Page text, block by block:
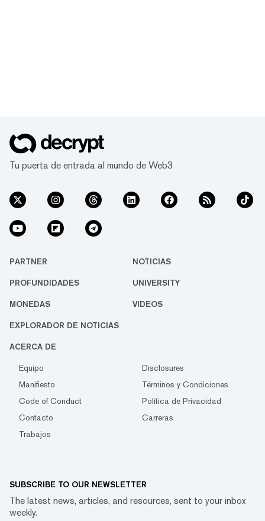
Tu puerta de entrada al mundo de Web3
PARTNER NOTICIAS
PROFUNDIDADES UNIVERSITY
MONEDAS VIDEOS
EXPLORADOR DE NOTICIAS
ACERCA DE
Equipo
Disclosures
Manifiesto
Términos y Condiciones
Code of Conduct
Política de Privacidad
Contacto
Carreras
Trabajos
SUBSCRIBE TO OUR NEWSLETTER
The latest news, articles, and resources, sent to your inbox
weekly.